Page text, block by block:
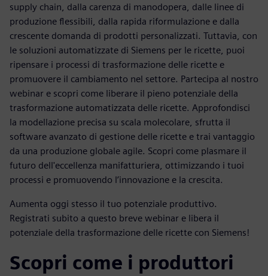
supply chain, dalla carenza di manodopera, dalle linee di
produzione flessibili, dalla rapida riformulazione e dalla
crescente domanda di prodotti personalizzati. Tuttavia, con
le soluzioni automatizzate di Siemens per le ricette, puoi
ripensare i processi di trasformazione delle ricette e
promuovere il cambiamento nel settore. Partecipa al nostro
webinar e scopri come liberare il pieno potenziale della
trasformazione automatizzata delle ricette. Approfondisci
la modellazione precisa su scala molecolare, sfrutta il
software avanzato di gestione delle ricette e trai vantaggio
da una produzione globale agile. Scopri come plasmare il
futuro dell'eccellenza manifatturiera, ottimizzando i tuoi
processi e promuovendo l’innovazione e la crescita.
Aumenta oggi stesso il tuo potenziale produttivo.
Registrati subito a questo breve webinar e libera il
potenziale della trasformazione delle ricette con Siemens!
Scopri come i produttori